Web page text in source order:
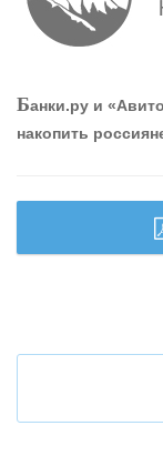
ОНАС
Банки.ру и
накопить